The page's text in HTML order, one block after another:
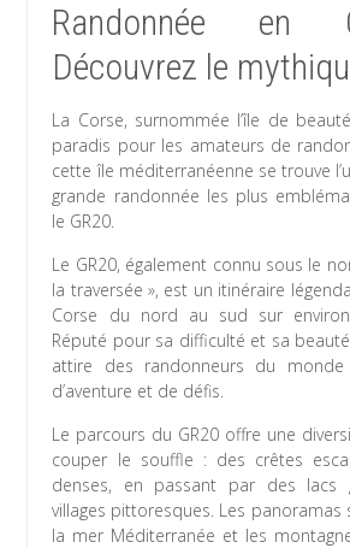
Randonnée en
Découvrez le
La Corse, surnommée l’île de
paradis pour les amateurs de
cette île méditerranéenne se trouve
grande randonnée les plus
le GR20.
Le GR20, également connu sous le
la traversée », est un itinéraire
Corse du nord au sud sur
Réputé pour sa difficulté et sa beauté
attire des randonneurs du
d’aventure et de défis.
Le parcours du GR20 offre une
couper le souffle : des crêtes
denses, en passant par des lacs
villages pittoresques. Les panoramas
la mer Méditerranée et les